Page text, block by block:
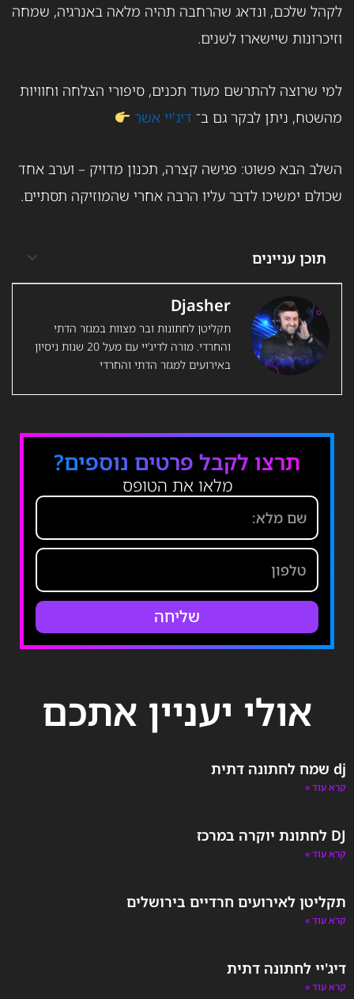
לקהל שלכם, ונדאג שהרחבה תהיה מלאה באנרגיה, שמחה
וזיכרונות שיישארו לשנים.
למי שרוצה להתרשם מעוד תכנים, סיפורי הצלחה וחוויות
מהשטח, ניתן לבקר גם ב־ דיג'יי אשר
השלב הבא פשוט: פגישה קצרה, תכנון מדויק – וערב אחד
שכולם ימשיכו לדבר עליו הרבה אחרי שהמוזיקה תסתיים.
תוכן עניינים
Djasher
תקליטן לחתונות ובר מצוות במגזר הדתי
והחרדי. מורה לדיג’יי עם מעל 20 שנות ניסיון
באירועים למגזר הדתי והחרדי
תרצו לקבל פרטים נוספים?
מלאו את הטופס
שליחה
אולי יעניין אתכם
dj שמח לחתונה דתית
קרא עוד »
DJ לחתונת יוקרה במרכז
קרא עוד »
תקליטן לאירועים חרדיים בירושלים
קרא עוד »
דיג'יי לחתונה דתית
קרא עוד »